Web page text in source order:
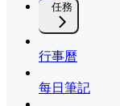
任務
行事曆
每日筆記